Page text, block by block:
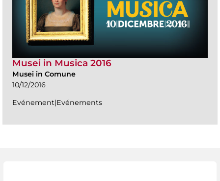
Musei in Musica 2016
Musei in Comune
10/12/2016
Evénement|Evénements